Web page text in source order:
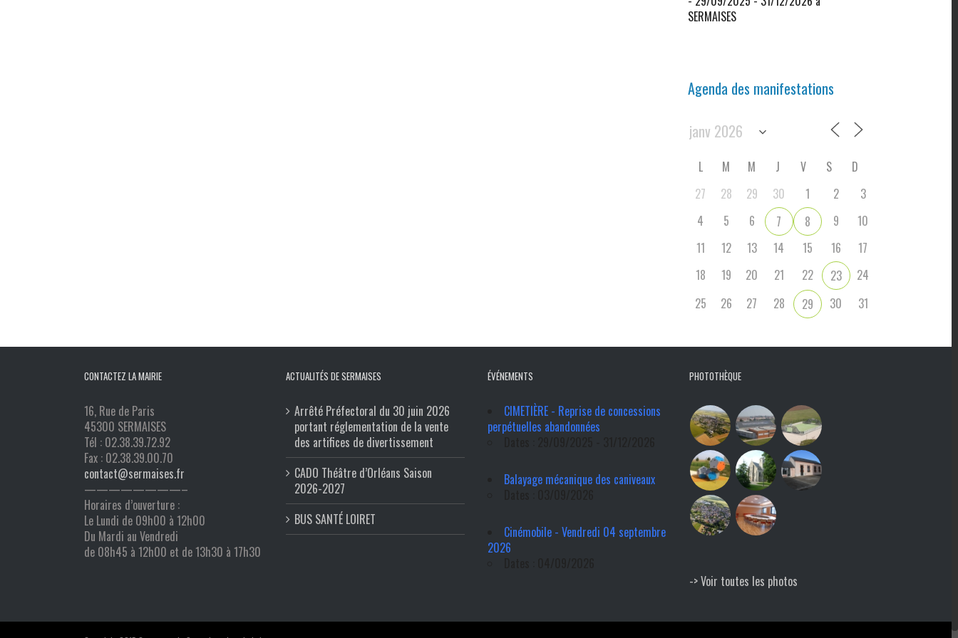
SERMAISES
Agenda des manifestations
L M M J V S
D
27
28 29 30 1 2
3
4
5 6 7 8 9
10
11
12 13 14 15 16
17
18
19 20 21 22 23
24
25
26 27 28 29 30 31
CONTACTEZ LA MAIRIE
16, Rue de Paris
45300 SERMAISES
Tél : 02.38.39.72.92
Fax : 02.38.39.00.70
contact@sermaises.fr
————————–
Horaires d’ouverture :
Le Lundi de 09h00 à 12h00
Du Mardi au Vendredi
de 08h45 à 12h00 et de 13h30 à 17h30
ACTUALITÉS DE SERMAISES
Arrêté Préfectoral du 30 juin 2026
portant réglementation de la vente
des artifices de divertissement
CADO Théâtre d’Orléans Saison
2026-2027
BUS SANTÉ LOIRET
ÉVÉNEMENTS
CIMETIÈRE - Reprise de concessions
perpétuelles abandonnées
Balayage mécanique des caniveaux
Cinémobile - Vendredi 04 septembre
2026
PHOTOTHÈQUE
-> Voir toutes les photos